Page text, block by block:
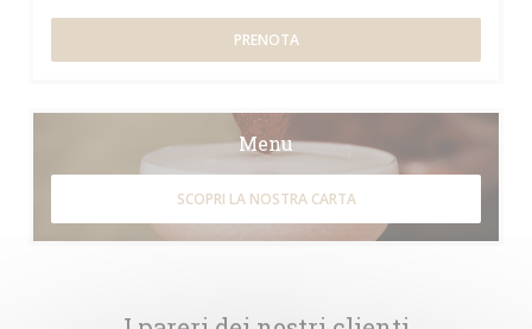
PRENOTA
Menu
SCOPRI LA NOSTRA CARTA